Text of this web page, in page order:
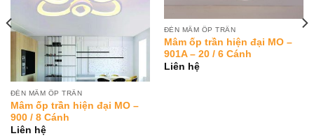
ĐÈN MÂM ỐP TRẦN
Mâm ốp trần hiện đại MO –
900 / 8 Cánh
Liên hệ
ĐÈN MÂM ỐP TRẦN
Mâm ốp trần hiện đại MO –
901A – 20 / 6 Cánh
Liên hệ